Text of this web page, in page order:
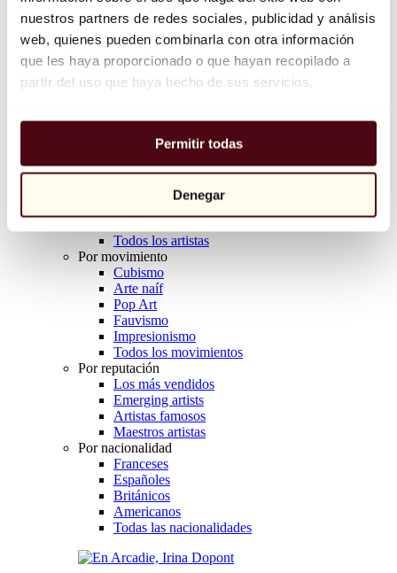
nuestros partners de redes sociales, publicidad y análisis
web, quienes pueden combinarla con otra información
que les haya proporcionado o que hayan recopilado a
partir del uso que haya hecho de sus servicios.
Permitir todas
Denegar
Balloon Dog (Orange)
Jeff Koons
10.000 €
Explorar
Todos los escultores
Todos los fotógrafos
Todos los artistas
Por movimiento
Cubismo
Arte naíf
Pop Art
Fauvismo
Impresionismo
Todos los movimientos
Por reputación
Los más vendidos
Emerging artists
Artistas famosos
Maestros artistas
Por nacionalidad
Franceses
Españoles
Británicos
Americanos
Todas las nacionalidades